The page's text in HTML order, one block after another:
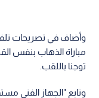
وأضاف في تصريحات
مباراة الذهاب بنفس
توجنا باللقب.
وتابع "الجهاز الفني